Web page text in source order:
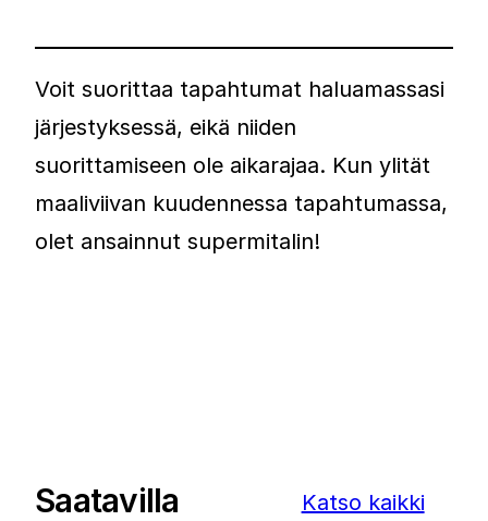
Voit suorittaa tapahtumat haluamassasi
järjestyksessä, eikä niiden
suorittamiseen ole aikarajaa. Kun ylität
maaliviivan kuudennessa tapahtumassa,
olet ansainnut supermitalin!
Saatavilla
Katso kaikki